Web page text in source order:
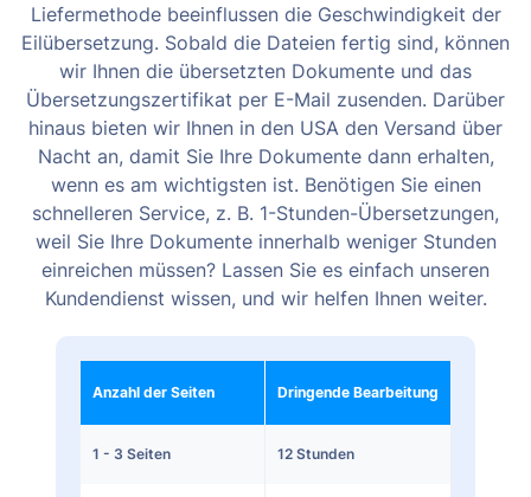
Liefermethode beeinflussen die Geschwindigkeit der
Eilübersetzung. Sobald die Dateien fertig sind, können
wir Ihnen die übersetzten Dokumente und das
Übersetzungszertifikat per E-Mail zusenden. Darüber
hinaus bieten wir Ihnen in den USA den Versand über
Nacht an, damit Sie Ihre Dokumente dann erhalten,
wenn es am wichtigsten ist. Benötigen Sie einen
schnelleren Service, z. B. 1-Stunden-Übersetzungen,
weil Sie Ihre Dokumente innerhalb weniger Stunden
einreichen müssen? Lassen Sie es einfach unseren
Kundendienst wissen, und wir helfen Ihnen weiter.
Anzahl der Seiten Dringende Bearbeitung
1 - 3 Seiten 12 Stunden